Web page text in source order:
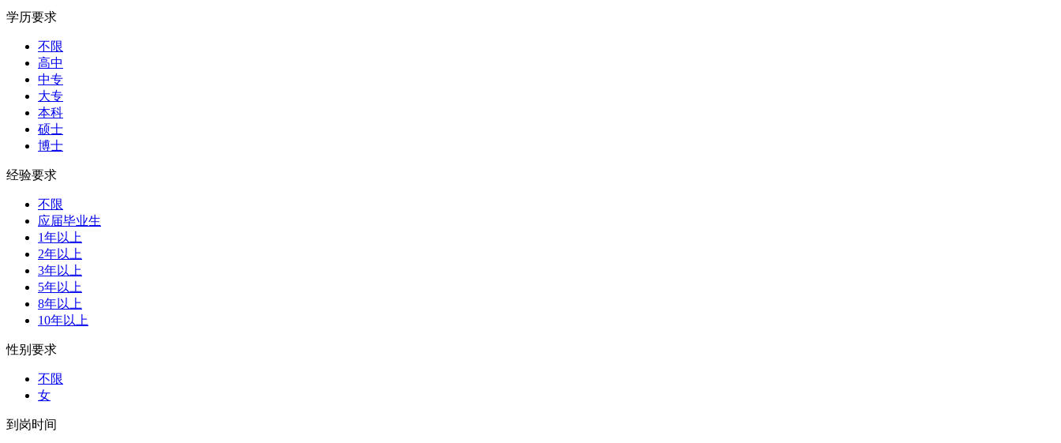
学历要求
不限
高中
中专
大专
本科
硕士
博士
经验要求
不限
应届毕业生
1年以上
2年以上
3年以上
5年以上
8年以上
10年以上
性别要求
不限
女
到岗时间